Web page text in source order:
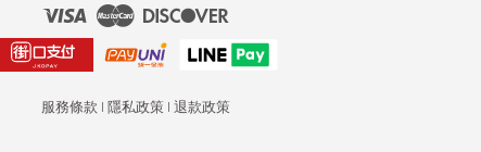
Visa Master
服務條款 | 隱私政策 | 退款政策